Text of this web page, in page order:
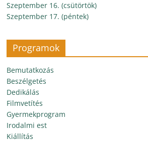
Szeptember 16. (csütörtök)
Szeptember 17. (péntek)
Programok
Bemutatkozás
Beszélgetés
Dedikálás
Filmvetítés
Gyermekprogram
Irodalmi est
Kiállítás